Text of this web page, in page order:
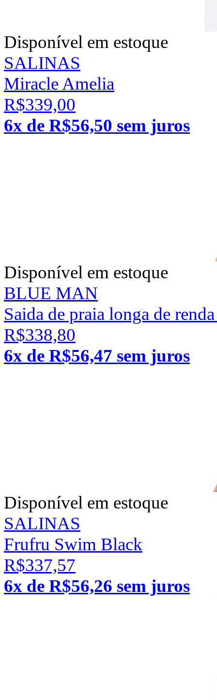
Disponível em estoque
SALINAS
Miracle Amelia
R$339,00
6x de R$56,50 sem juros
Disponível em estoque
BLUE MAN
Saida de praia longa de
R$338,80
6x de R$56,47 sem juros
Disponível em estoque
SALINAS
Frufru Swim Black
R$337,57
6x de R$56,26 sem juros